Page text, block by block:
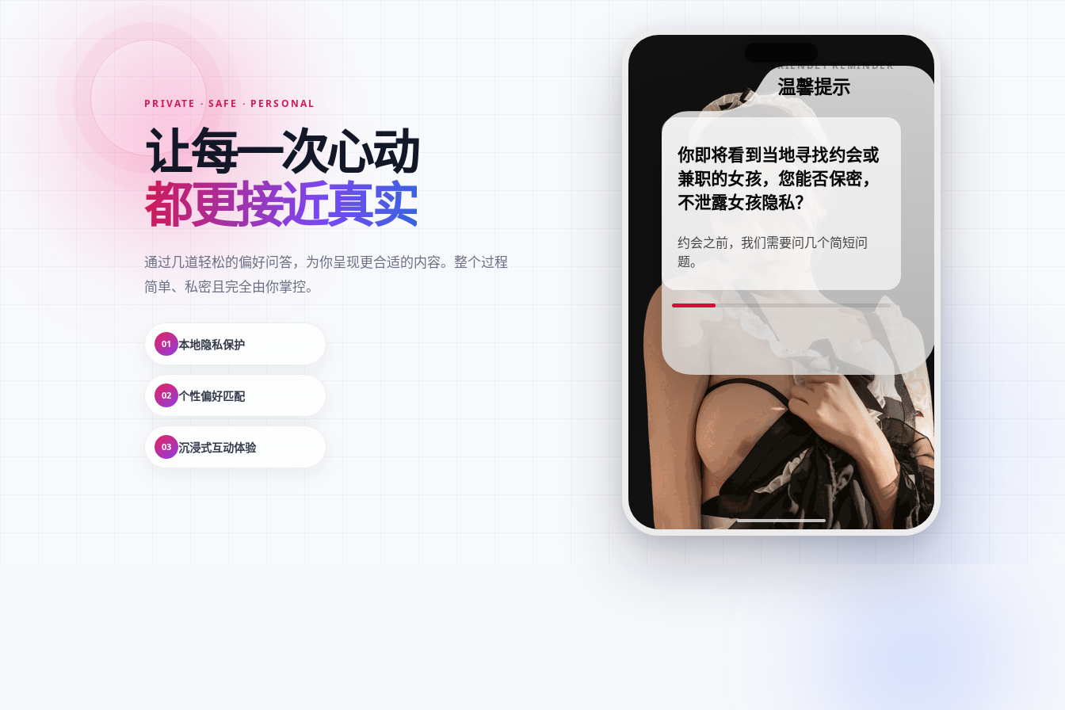
PRIVATE · SAFE · PERSONAL
让每一次心动
都更接近真实
通过几道轻松的偏好问答，为你呈现更合适的内容。整个过程
简单、私密且完全由你掌控。
01 本地隐私保护
02 个性偏好匹配
03 沉浸式互动体验
FRIENDLY REMINDER
温馨提示
你即将看到当地寻找约会或
兼职的女孩，您能否保密，
不泄露女孩隐私？
约会之前，我们需要问几个简短问
题。